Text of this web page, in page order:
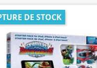
DE STOCK